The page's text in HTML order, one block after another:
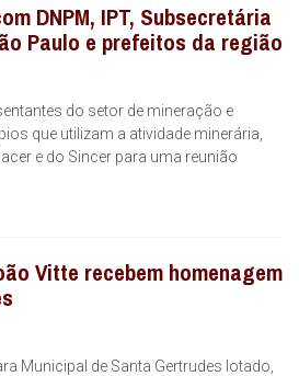
DNPM, IPT, Subsecretária
Paulo e prefeitos da região
do setor de mineração e
que utilizam a atividade minerária,
e do Sincer para uma reunião
Vitte recebem homenagem
Municipal de Santa Gertrudes lotado,